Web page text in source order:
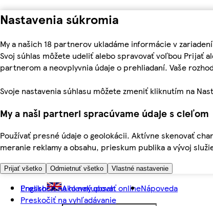
Nastavenia súkromia
My a našich 18 partnerov ukladáme informácie v
Svoj súhlas môžete udeliť alebo spravovať voľbou Prijať
partnerom a neovplyvnia údaje o prehliadaní. Vaše
Svoje nastavenia súhlasu môžete zmeniť kliknutím na
My a naši partneri spracúvame údaje s cieľom
Používať presné údaje o geolokácii. Aktívne skenovať
meranie reklamy a obsahu, prieskum publika a vývoj
Prijať všetko Odmietnuť všetko Vlastné nastavenie
Preskočiť na hlavný obsah
Preskočiť na vyhľadávanie
English Ako nakupovať onlineNápoveda